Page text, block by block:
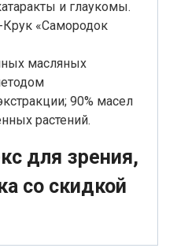
и глаукомы.
Крук «Самородок
масляных
90% масел
растений.
для зрения,
со скидкой